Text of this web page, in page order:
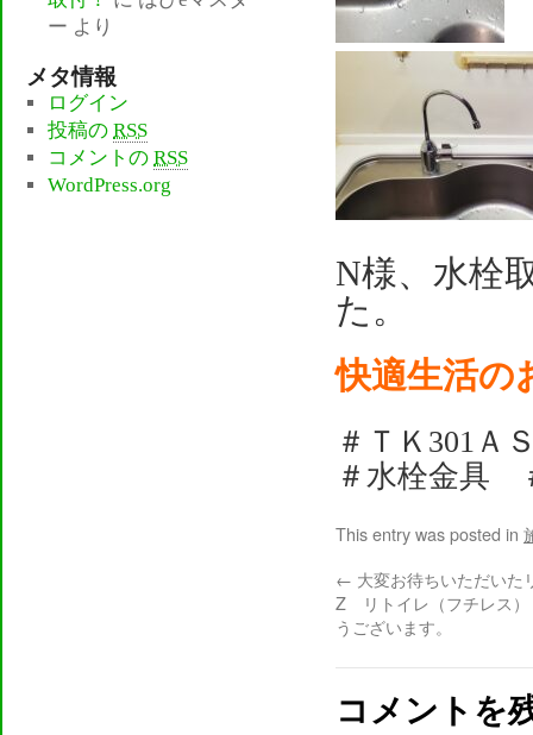
N様、水栓
た。
快適生活の
＃ＴＫ301
＃水栓金具
This entry was posted in
← 大変お待ちいただい
Z リトイレ（フチレス
うございます。
コメントを
ー より
メタ情報
ログイン
投稿のRSS
コメントのRSS
WordPress.org